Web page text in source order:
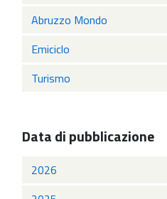
Abruzzo Mondo
Emiciclo
Turismo
Data di pubblicazione
2026